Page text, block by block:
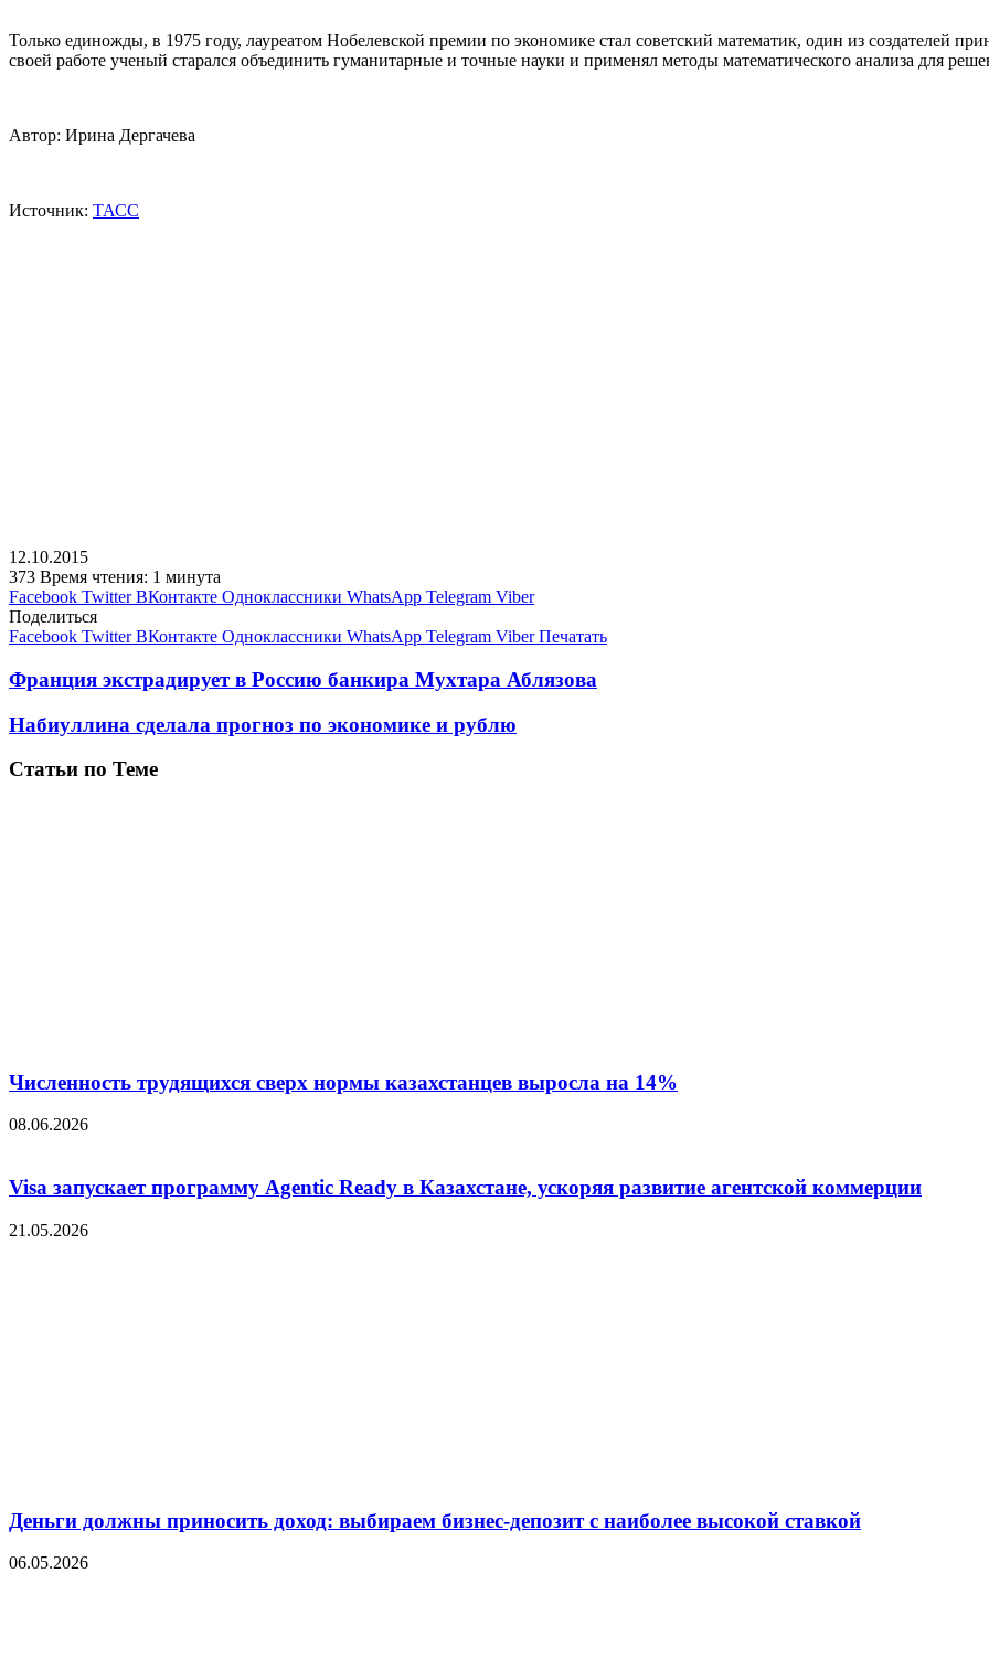
Только единожды, в 1975 году, лауреатом Нобелевской премии по экономике стал советский математик, один из создателей
своей работе ученый старался объединить гуманитарные и точные науки и применял методы математического анализа для
Автор: Ирина Дергачева
Источник: ТАСС
12.10.2015
373 Время чтения: 1 минута
Facebook Twitter ВКонтакте Одноклассники WhatsApp Telegram Viber
Поделиться
Facebook Twitter ВКонтакте Одноклассники WhatsApp Telegram Viber Печатать
Франция экстрадирует в Россию банкира Мухтара Аблязова
Набиуллина сделала прогноз по экономике и рублю
Статьи по Теме
Численность трудящихся сверх нормы казахстанцев выросла на 14%
08.06.2026
Visa запускает программу Agentic Ready в Казахстане, ускоряя развитие агентской коммерции
21.05.2026
Деньги должны приносить доход: выбираем бизнес-депозит с наиболее высокой ставкой
06.05.2026